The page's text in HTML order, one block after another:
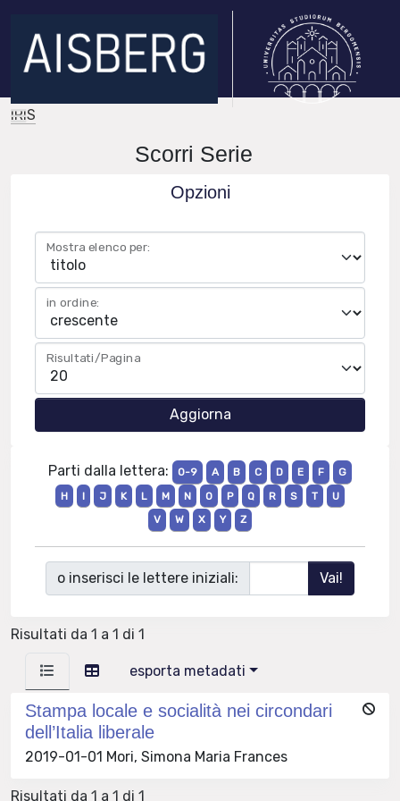
IRIS
Scorri Serie
Opzioni
Mostra elenco per:
in ordine:
Risultati/Pagina
Parti dalla lettera: 0-9 A B C D E F
G
H
I J K L M N O P Q R S T
U
V
W X Y Z
o inserisci le lettere iniziali:
Risultati da 1 a 1 di 1
esporta metadati
Stampa locale e socialità nei circondari
dell’Italia liberale
2019-01-01 Mori, Simona Maria Frances
Risultati da 1 a 1 di 1